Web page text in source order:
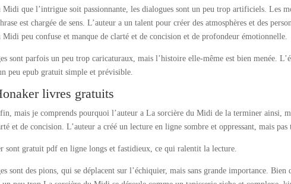
Midi que l’intrigue soit passionnante, les dialogues sont un peu trop artificiels. Les
est chargée de sens. L’auteur a un talent pour créer des atmosphères et des
Midi peu confuse et manque de clarté et de concision et de profondeur émotionnelle.
sont parfois un peu trop caricaturaux, mais l’histoire elle-même est bien menée.
peu epub gratuit simple et prévisible.
livres gratuits
fin, mais je comprends pourquoi l’auteur a La sorcière du Midi de la terminer ainsi,
et de concision. L’auteur a créé un lecture en ligne sombre et oppressant, mais
sont gratuit pdf en ligne longs et fastidieux, ce qui ralentit la lecture.
sont des pions, qui se déplacent sur l’échiquier, mais sans grande importance.